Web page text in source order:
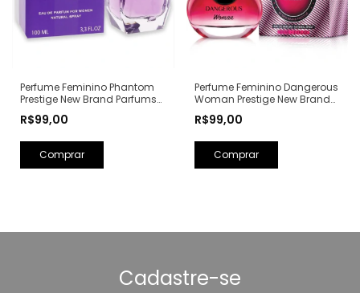
Perfume Feminino Phantom
Prestige New Brand Parfums
Olfativa: Alien Mugler)
R$99,00
Perfume Feminino Dangerous
Woman Prestige New Brand
100ml (Ref. Olfativa: Poison
R$99,00
Cadastre-se